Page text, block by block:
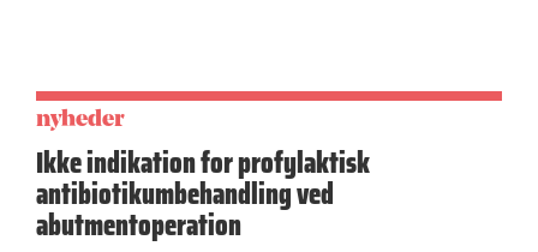
nyheder
Ikke indikation for profylaktisk
antibiotikumbehandling ved
abutmentoperation